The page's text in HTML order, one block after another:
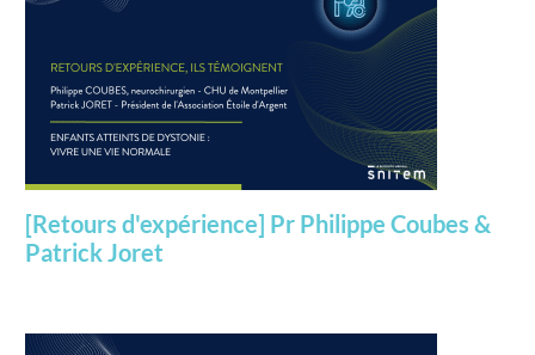
[Retours d'expérience] Pr Philippe Coubes &
Patrick Joret